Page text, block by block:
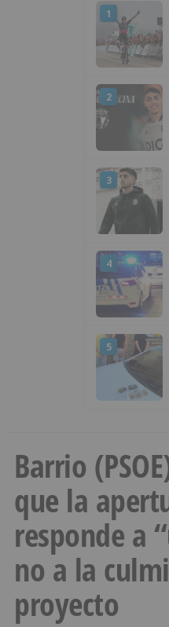
1
2
3
4
5
Barrio
que la
responde a
no a la
proyecto